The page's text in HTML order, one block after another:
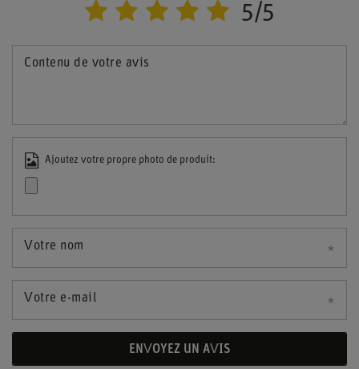
5/5
Contenu de votre avis
Ajoutez votre propre photo de produit:
Votre nom
Votre e-mail
ENVOYEZ UN AVIS